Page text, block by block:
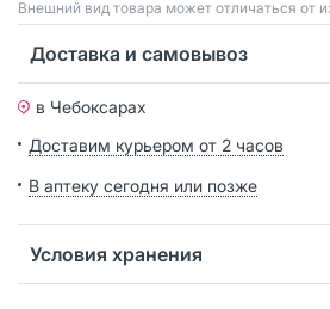
Bнешний вид товара может отличаться от
Доставка и самовывоз
в Чебоксарах
Доставим курьером от 2 часов
В аптеку сегодня или позже
Условия хранения